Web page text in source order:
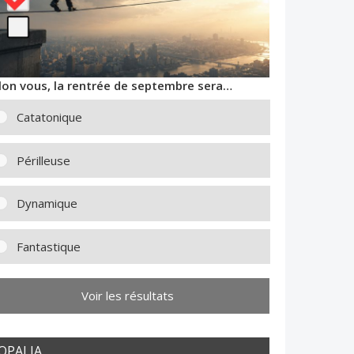
vous, la rentrée de septembre sera…
Catatonique
Périlleuse
Dynamique
Fantastique
Voir les résultats